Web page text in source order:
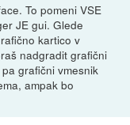
To pomeni VSE
JE gui. Glede
kartico v
nadgradit grafični
grafični vmesnik
ampak bo